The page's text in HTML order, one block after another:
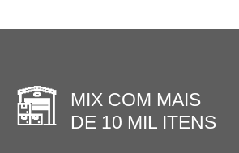
MIX COM MAIS
DE 10 MIL ITENS